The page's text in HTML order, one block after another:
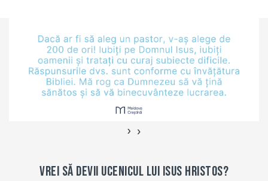
‹ ›
Vrei să devii ucenicul lui Isus Hristos?